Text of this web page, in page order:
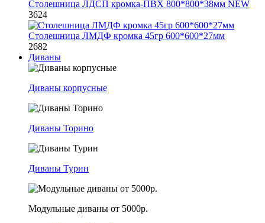
Столешница ЛДСП кромка-ПВХ 800*800*38мм NEW
3624
Столешница ЛМДФ кромка 45гр 600*600*27мм
2682
Диваны
Диваны корпусные
Диваны Торино
Диваны Турин
Модульные диваны от 5000р.